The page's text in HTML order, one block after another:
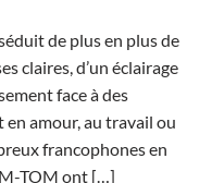
de plus en plus de
claires, d’un éclairage
face à des
amour, au travail ou
francophones en
TOM ont […]